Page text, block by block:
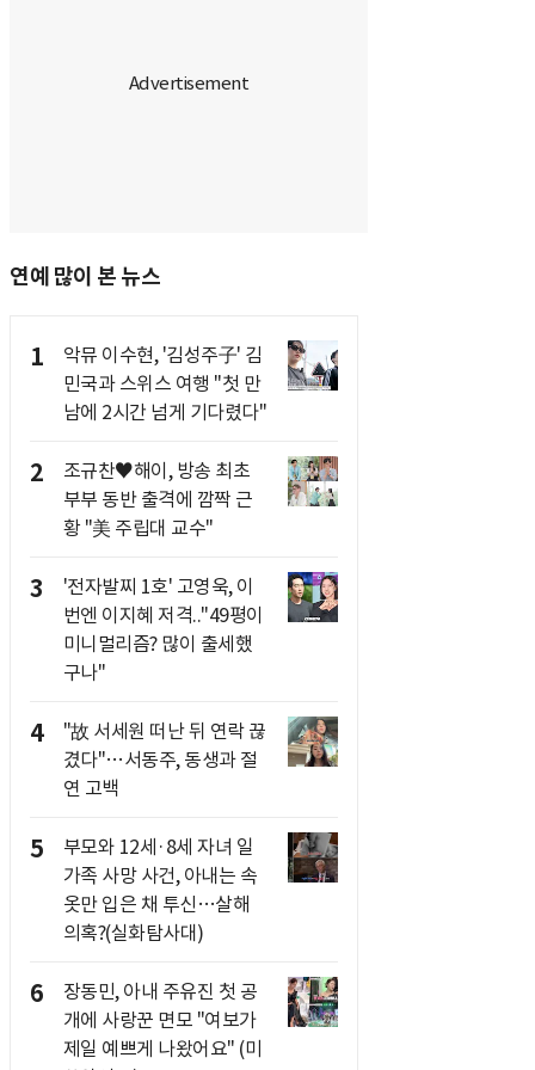
연예 많이 본 뉴스
1
악뮤 이수현, '김성주子' 김
민국과 스위스 여행 "첫 만
남에 2시간 넘게 기다렸다"
2
조규찬♥해이, 방송 최초
부부 동반 출격에 깜짝 근
황 "美 주립대 교수"
3
'전자발찌 1호' 고영욱, 이
번엔 이지혜 저격.."49평이
미니멀리즘? 많이 출세했
구나"
4
"故 서세원 떠난 뒤 연락 끊
겼다"…서동주, 동생과 절
연 고백
5
부모와 12세·8세 자녀 일
가족 사망 사건, 아내는 속
옷만 입은 채 투신…살해
의혹?(실화탐사대)
6
장동민, 아내 주유진 첫 공
개에 사랑꾼 면모 "여보가
제일 예쁘게 나왔어요" (미